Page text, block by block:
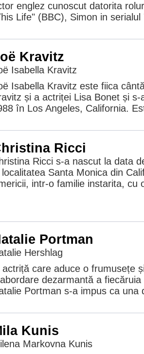
englez cunoscut datorita
Life" (BBC), Simon in
Kravitz
Isabella Kravitz
Isabella Kravitz este fiica
și a actriței Lisa Bonet și
în Los Angeles, California.
Ricci
Ricci s-a nascut la data
localitatea Santa Monica din
intr-o familie instarita, cu
Portman
Hershlag
actriță care aduce o frumusețe
dezarmantă a
Portman s-a impus ca una
Kunis
Markovna Kunis